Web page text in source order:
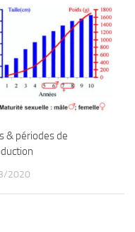
& périodes de
2020